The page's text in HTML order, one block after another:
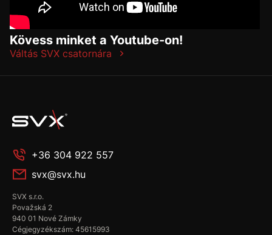
Kövess minket a Youtube-on!
Váltás SVX csatornára
+36 304 922 557
svx@svx.hu
SVX s.r.o.
Považská 2
940 01 Nové Zámky
Cégjegyzékszám: 45615993